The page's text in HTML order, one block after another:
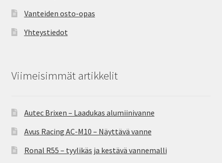
Vanteiden osto-opas
Yhteystiedot
Viimeisimmät artikkelit
Autec Brixen – Laadukas alumiinivanne
Avus Racing AC-M10 – Näyttävä vanne
Ronal R55 – tyylikäs ja kestävä vannemalli